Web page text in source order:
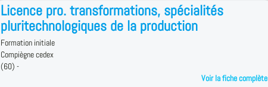
Licence pro. transformations, spécialités
pluritechnologiques de la production
Formation initiale
Compiègne cedex
(60) -
Voir la fiche complète